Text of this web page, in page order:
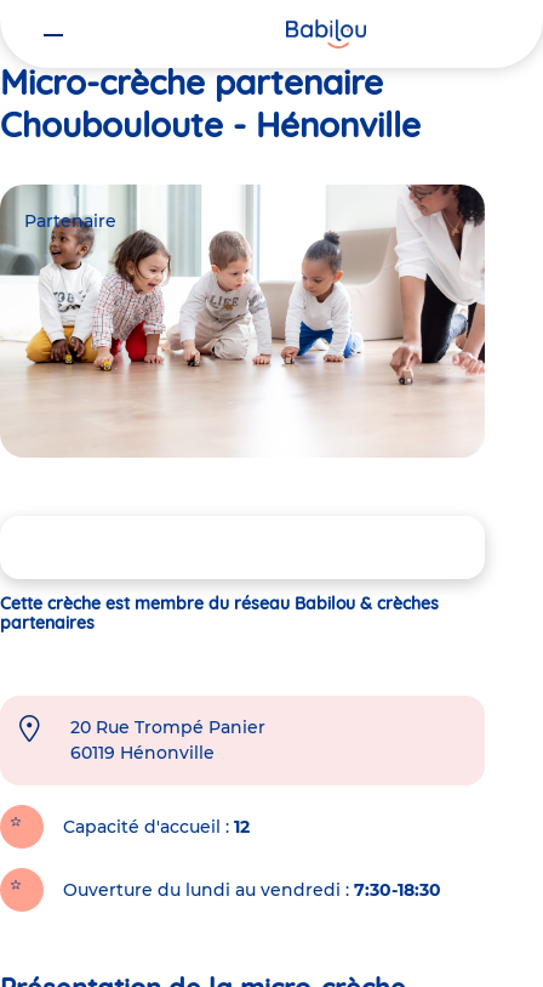
Micro-crèche partenaire
Choubouloute - Hénonville
Partenaire
Cette crèche est membre du réseau Babilou & crèches
partenaires
20 Rue Trompé Panier
60119 Hénonville
Capacité d'accueil 12
Ouverture du lundi au vendredi : 7:30-18:30